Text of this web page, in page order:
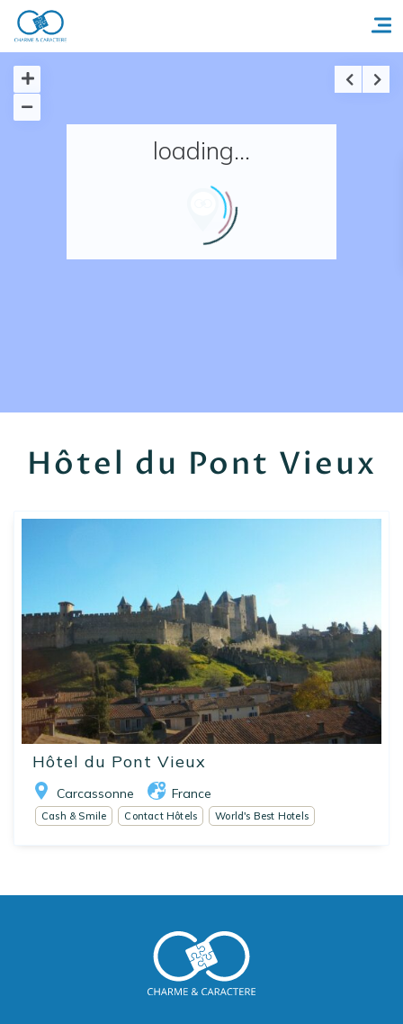
Accueil
Nos adresses en France
loading...
Hôtel du Pont Vieux
Hôtel du Pont Vieux
Carcassonne France
Cash & Smile Contact Hôtels World's Best Hotels